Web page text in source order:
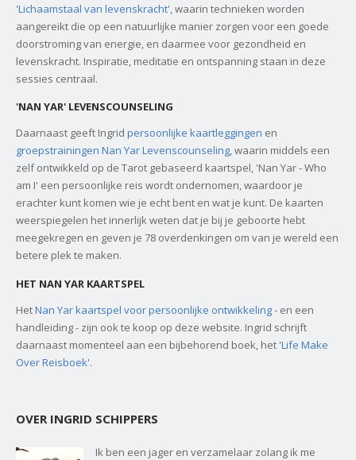
'Lichaamstaal van levenskracht', waarin technieken worden
aangereikt die op een natuurlijke manier zorgen voor een goede
doorstroming van energie, en daarmee voor gezondheid en
levenskracht. Inspiratie, meditatie en ontspanning staan in deze
sessies centraal.
'NAN YAR' LEVENSCOUNSELING
Daarnaast geeft Ingrid persoonlijke kaartleggingen en
groepstrainingen Nan Yar Levenscounseling, waarin middels een
zelf ontwikkeld op de Tarot gebaseerd kaartspel, 'Nan Yar - Who
am I' een persoonlijke reis wordt ondernomen, waardoor je
erachter kunt komen wie je echt bent en wat je kunt. De kaarten
weerspiegelen het innerlijk weten dat je bij je geboorte hebt
meegekregen en geven je 78 overdenkingen om van je wereld een
betere plek te maken.
HET NAN YAR KAARTSPEL
HetNan Yar kaartspel voor persoonlijke ontwikkeling- en een
handleiding - zijn ook te koop op deze website. Ingrid schrijft
daarnaast momenteel aan een bijbehorend boek, het 'Life Make
Over Reisboek'.
OVER INGRID SCHIPPERS
Ik ben een jager en verzamelaar zolang ik me